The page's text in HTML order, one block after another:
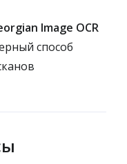
Image OCR
способ